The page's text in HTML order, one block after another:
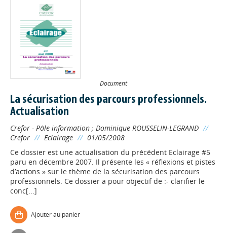
Document
La sécurisation des parcours professionnels.
Actualisation
Crefor - Pôle information ; Dominique ROUSSELIN-LEGRAND //
Crefor // Eclairage // 01/05/2008
Ce dossier est une actualisation du précédent Eclairage #5
paru en décembre 2007. Il présente les « réflexions et pistes
d’actions » sur le thème de la sécurisation des parcours
professionnels. Ce dossier a pour objectif de :- clarifier le
conc[...]
Ajouter au panier